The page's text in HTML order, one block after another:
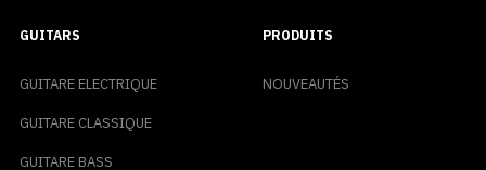
GUITARS
GUITARE ELECTRIQUE
GUITARE CLASSIQUE
GUITARE BASS
PRODUITS
NOUVEAUTÉS